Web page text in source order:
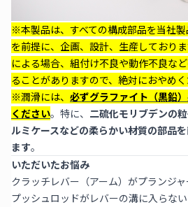
※本製品は、すべての構成部品を当社
を前提に、企画、設計、生産しており
による場合、組付け不良や動作不良な
ることがありますので、絶対におやめく
※潤滑には、 必ずグラファイト（黒鉛
ください。特に、 二硫化モリブデンの
ルミケースなどの柔らかい材質の部品
ます。
いただいたお悩み
クラッチレバー（アーム）がプランジ
プッシュロッドがレバーの溝に入らない